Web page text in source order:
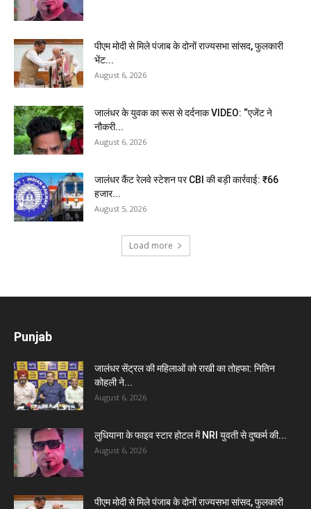
पीएम मोदी से मिले पंजाब के दोनों राज्यसभा सांसद, फुलकारी
भेंट...
August 6, 2026
जालंधर के युवक का रूस से दर्दनाक VIDEO: “एजेंट ने
नौकरी...
August 6, 2026
जालंधर कैंट रेलवे स्टेशन पर CBI की बड़ी कार्रवाई: ₹66
हजार...
August 5, 2026
Load more
Punjab
जालंधर सेंट्रल की महिलाओं को राखी का तोहफा: नितिन
कोहली ने...
August 6, 2026
लुधियाना के फाइव स्टार होटल में NRI युवती से दुष्कर्म की...
August 6, 2026
पीएम मोदी से मिले पंजाब के दोनों राज्यसभा सांसद, फुलकारी